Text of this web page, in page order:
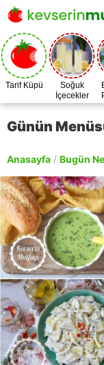
Tarif Küpü
Soğuk
İçecekler
Günün
Anasayfa / Bugün